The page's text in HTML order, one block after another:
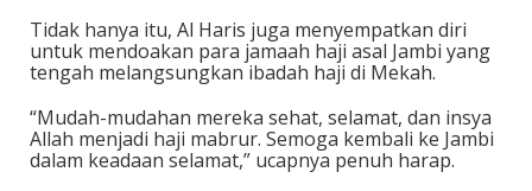
Tidak hanya itu, Al Haris juga menyempatkan diri
untuk mendoakan para jamaah haji asal Jambi yang
tengah melangsungkan ibadah haji di Mekah.
“Mudah-mudahan mereka sehat, selamat, dan insya
Allah menjadi haji mabrur. Semoga kembali ke Jambi
dalam keadaan selamat,” ucapnya penuh harap.